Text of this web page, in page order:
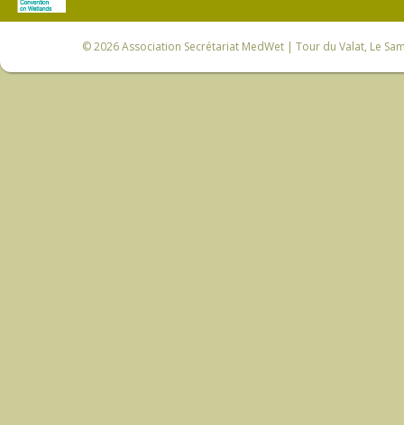
© 2026Association Secrétariat MedWet | Tour du Valat, Le